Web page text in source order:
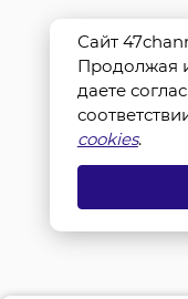
Сайт
Продолжая
даете
cookies.